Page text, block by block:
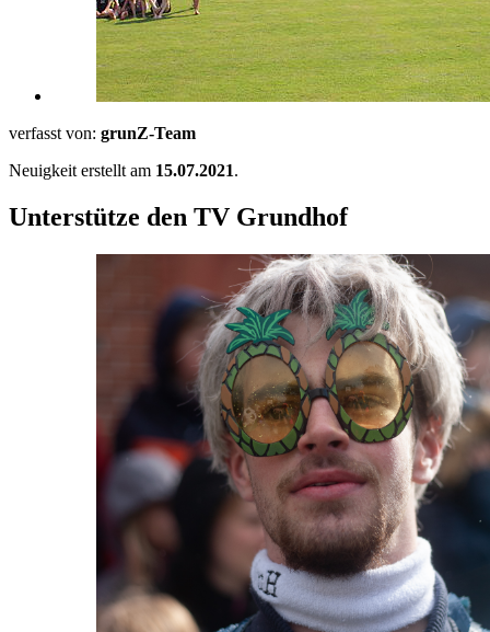
verfasst von: grunZ-Team
Neuigkeit erstellt am 15.07.2021.
Unterstütze den TV Grundhof